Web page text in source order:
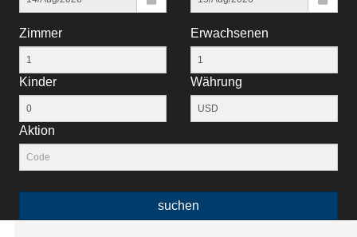
Zimmer Erwachsenen
Kinder Währung
Aktion
suchen